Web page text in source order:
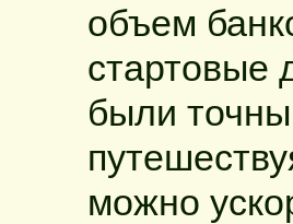
объем
стартовые
были
можно